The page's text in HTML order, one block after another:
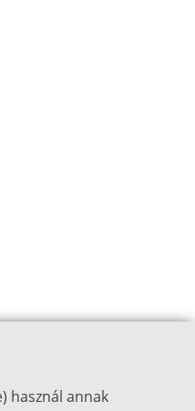
használ annak